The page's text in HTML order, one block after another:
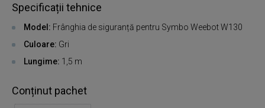
Specificații tehnice
Model: Frânghia de siguranță pentru Symbo Weebot W130
Culoare: Gri
Lungime: 1,5 m
Conținut pachet